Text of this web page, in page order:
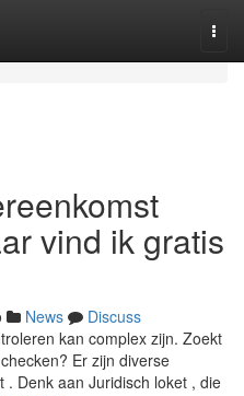
vind ik gratis
News
Discuss
kan complex zijn. Zoekt
Er zijn diverse
. Denk aan Juridisch loket , die